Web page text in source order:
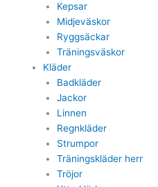
Kepsar
Midjeväskor
Ryggsäckar
Träningsväskor
Kläder
Badkläder
Jackor
Linnen
Regnkläder
Strumpor
Träningskläder herr
Tröjor